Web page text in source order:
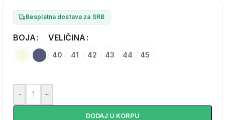
Besplatna dostava za SRB
BOJA VELIČINA
40 41 42 43 44 45
- +
DODAJ U KORPU
Alternative: